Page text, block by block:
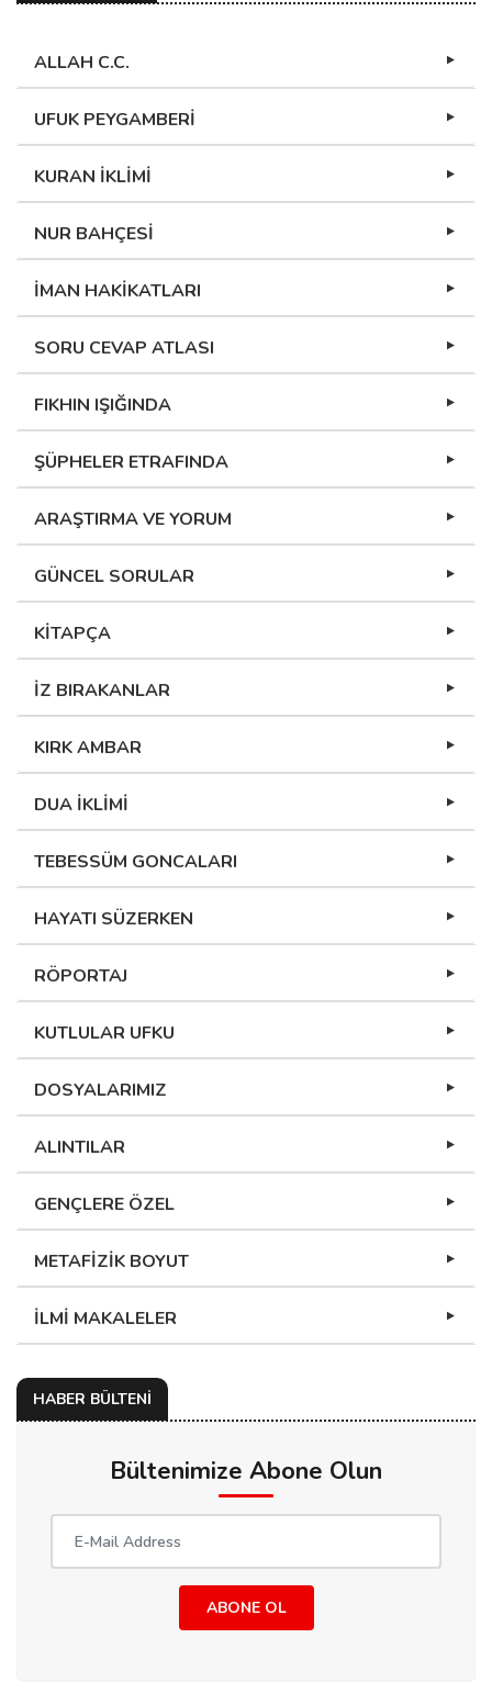
ALLAH C.C.
UFUK PEYGAMBERİ
KURAN İKLİMİ
NUR BAHÇESİ
İMAN HAKİKATLARI
SORU CEVAP ATLASI
FIKHIN IŞIĞINDA
ŞÜPHELER ETRAFINDA
ARAŞTIRMA VE YORUM
GÜNCEL SORULAR
KİTAPÇA
İZ BIRAKANLAR
KIRK AMBAR
DUA İKLİMİ
TEBESSÜM GONCALARI
HAYATI SÜZERKEN
RÖPORTAJ
KUTLULAR UFKU
DOSYALARIMIZ
ALINTILAR
GENÇLERE ÖZEL
METAFİZİK BOYUT
İLMİ MAKALELER
HABER BÜLTENİ
Bültenimize Abone Olun
ABONE OL